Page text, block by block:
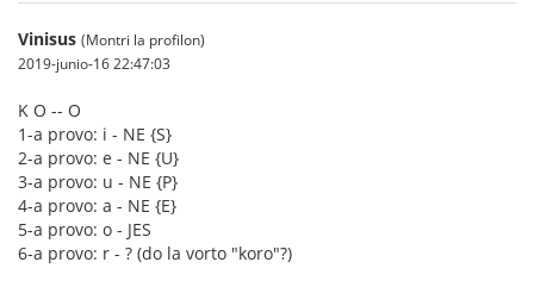
Vinisus (Montri la profilon)
2019-junio-16 22:47:03
K O -- O
1-a provo: i - NE {S}
2-a provo: e - NE {U}
3-a provo: u - NE {P}
4-a provo: a - NE {E}
5-a provo: o - JES
6-a provo: r - ? (do la vorto "koro"?)